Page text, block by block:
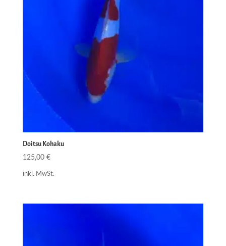
Doitsu Kohaku
125,00 €
inkl. MwSt.